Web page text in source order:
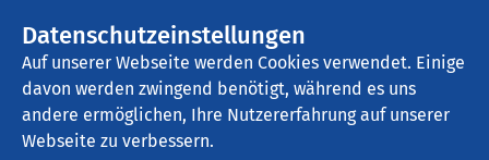
Datenschutzeinstellungen
Auf unserer Webseite werden Cookies verwendet. Einige
davon werden zwingend benötigt, während es uns
andere ermöglichen, Ihre Nutzererfahrung auf unserer
Webseite zu verbessern.
AMEOS Klinikum Seepark Geestland